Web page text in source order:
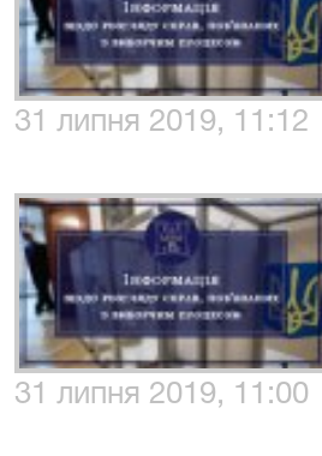
31 липня 2019, 11:12
31 липня 2019, 11:00